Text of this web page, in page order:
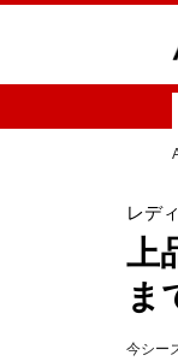
レデ
上
ま
今シー